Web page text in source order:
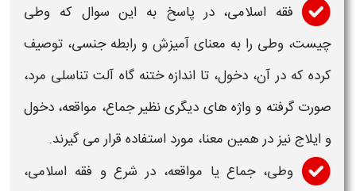
فقه اسلامی، در پاسخ به این سوال که وطی
چیست، وطی را به معنای آمیزش و رابطه جنسی، توصیف
کرده که در آن، دخول، تا اندازه ختنه گاه آلت تناسلی مرد،
صورت گرفته و واژه های دیگری نظیر جماع، مواقعه، دخول
و ایلاج نیز در همین معنا، مورد استفاده قرار می گیرند.
وطی، جماع یا مواقعه، در شرع و فقه اسلامی،